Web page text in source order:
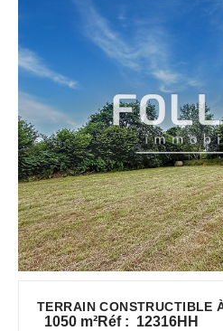
TERRAIN CONSTRUCTIBLE
1050 m²Réf : 12316HH